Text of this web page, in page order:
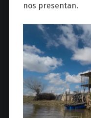
nos presentan.